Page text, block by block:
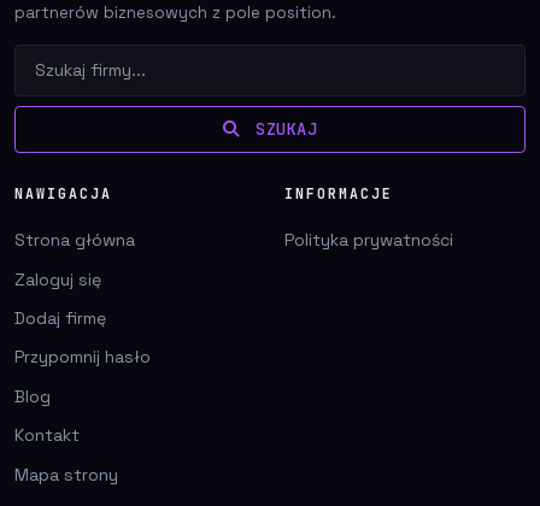
partnerów biznesowych z pole position.
SZUKAJ
NAWIGACJA
Strona główna
Zaloguj się
Dodaj firmę
Przypomnij hasło
Blog
Kontakt
Mapa strony
INFORMACJE
Polityka prywatności